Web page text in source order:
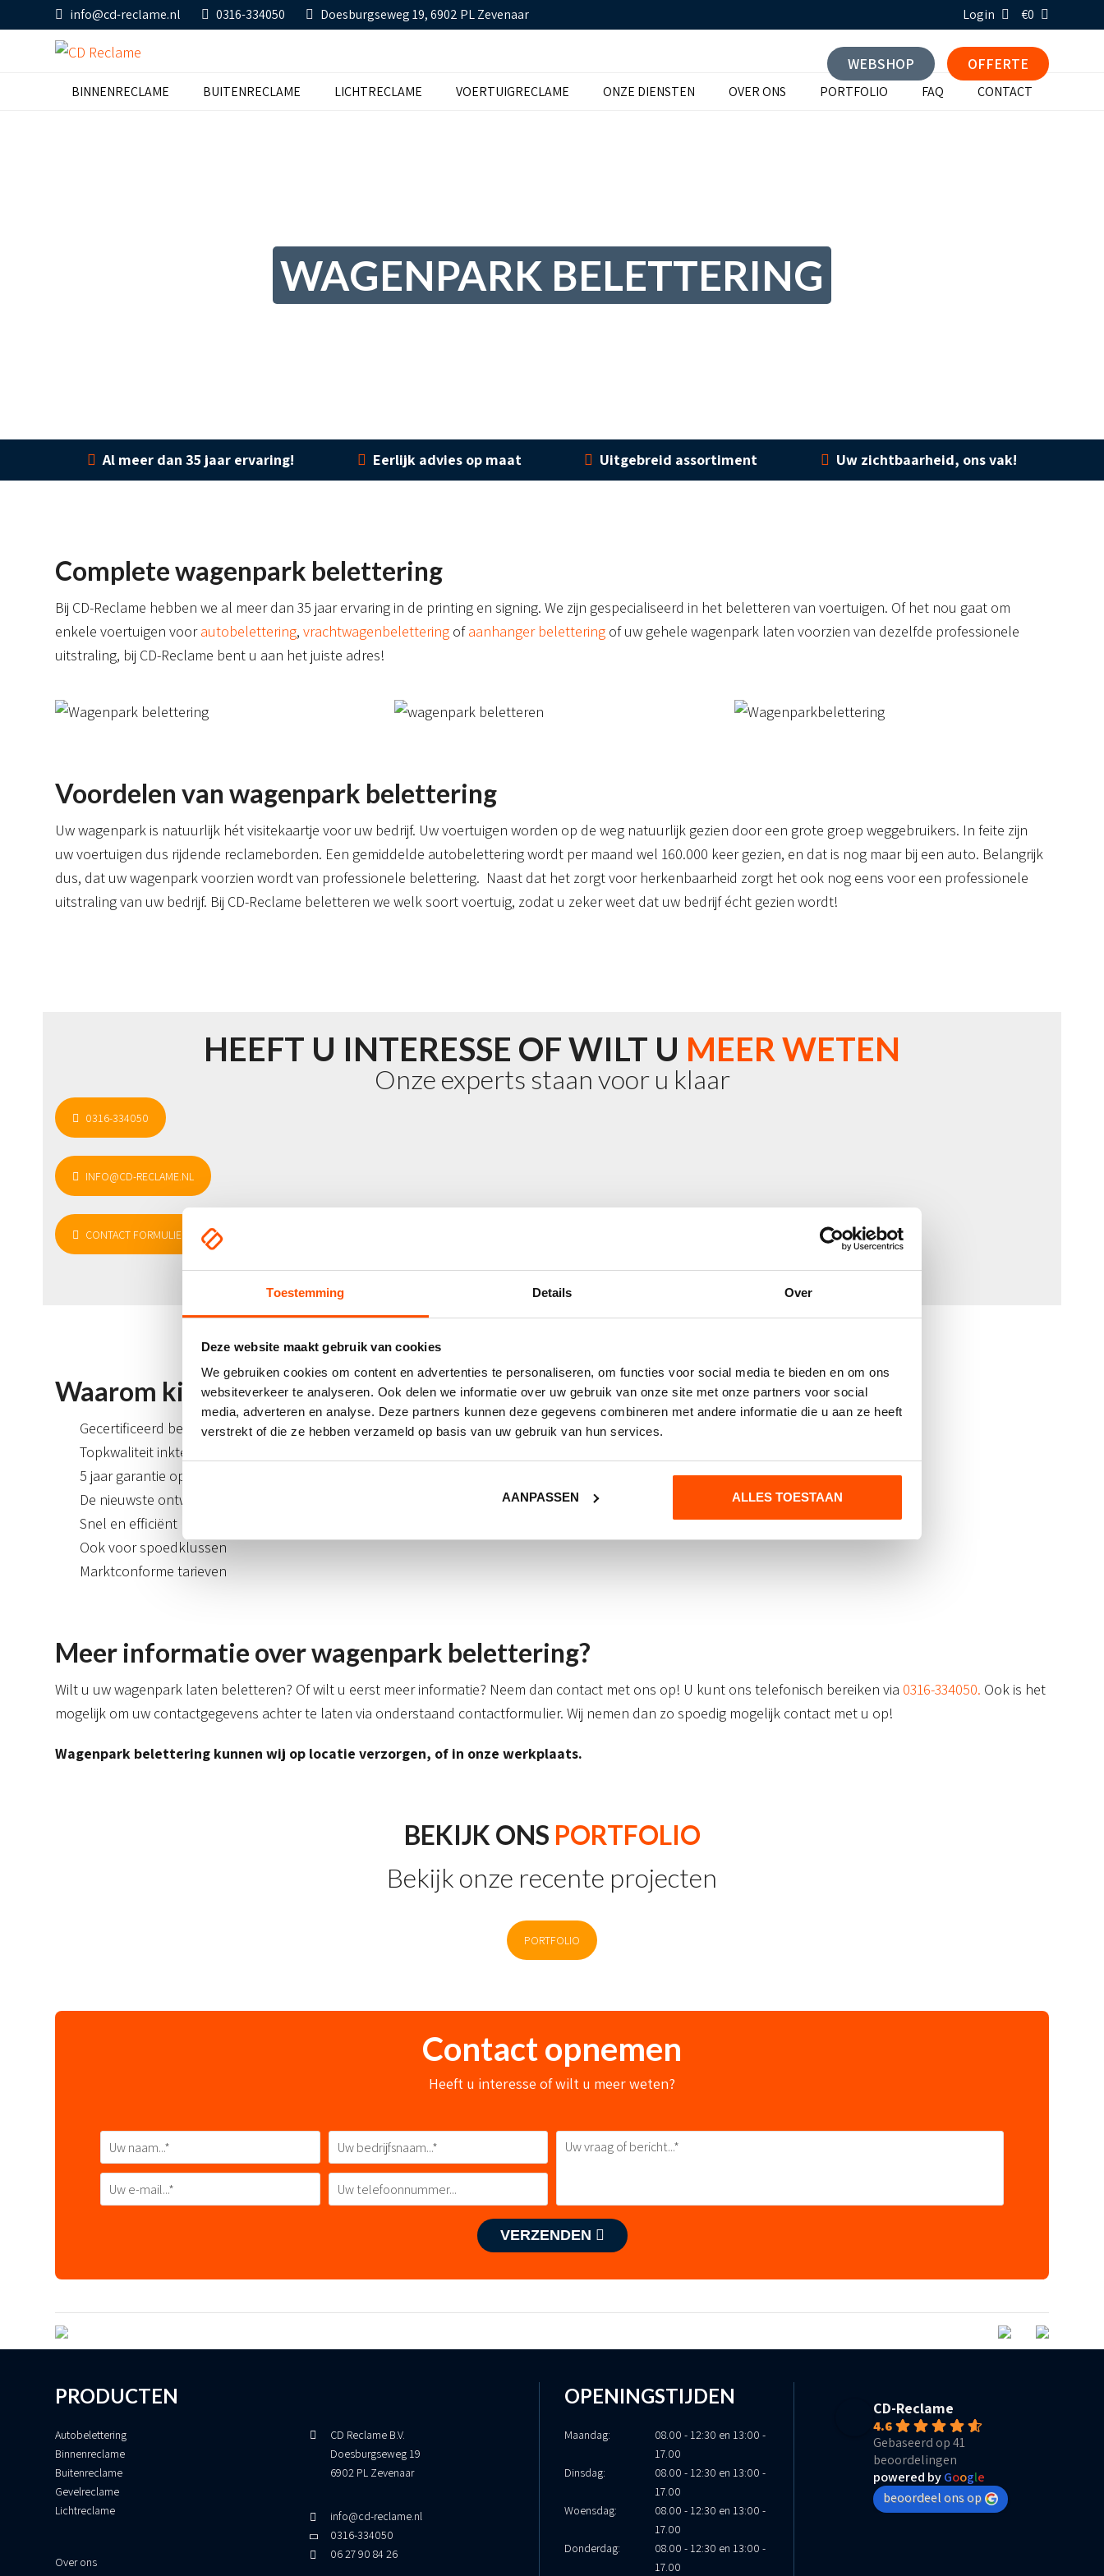
Toestemming Details Over
Deze website maakt gebruik van cookies
We gebruiken cookies om content en advertenties te personaliseren, om functies voor social media te bieden en om ons
websiteverkeer te analyseren. Ook delen we informatie over uw gebruik van onze site met onze partners voor social
media, adverteren en analyse. Deze partners kunnen deze gegevens combineren met andere informatie die u aan ze heeft
verstrekt of die ze hebben verzameld op basis van uw gebruik van hun services.
AANPASSEN ALLES TOESTAAN
info@cd-reclame.nl 0316-334050 Doesburgseweg 19, 6902 PL Zevenaar Login €0
WEBSHOP OFFERTE
BINNENRECLAME BUITENRECLAME LICHTRECLAME VOERTUIGRECLAME ONZE DIENSTEN OVER ONS PORTFOLIO FAQ CONTACT
WAGENPARK BELETTERING
Al meer dan 35 jaar ervaring! Eerlijk advies op maat Uitgebreid assortiment Uw zichtbaarheid, ons vak!
Complete wagenpark belettering
Bij CD-Reclame hebben we al meer dan 35 jaar ervaring in de printing en signing. We zijn gespecialiseerd in het beletteren van voertuigen. Of het nou gaat om
enkele voertuigen voorautobelettering,vrachtwagenbelettering ofaanhanger belettering of uw gehele wagenpark laten voorzien van dezelfde professionele
uitstraling, bij CD-Reclame bent u aan het juiste adres!
Voordelen van wagenpark belettering
Uw wagenpark is natuurlijk hét visitekaartje voor uw bedrijf. Uw voertuigen worden op de weg natuurlijk gezien door een grote groep weggebruikers. In feite zijn
uw voertuigen dus rijdende reclameborden. Een gemiddelde autobelettering wordt per maand wel 160.000 keer gezien, en dat is nog maar bij een auto. Belangrijk
dus, dat uw wagenpark voorzien wordt van professionele belettering. Naast dat het zorgt voor herkenbaarheid zorgt het ook nog eens voor een professionele
uitstraling van uw bedrijf. Bij CD-Reclame beletteren we welk soort voertuig, zodat u zeker weet dat uw bedrijf écht gezien wordt!
HEEFT U INTERESSE OF WILT U MEER WETEN
Onze experts staan voor u klaar
0316-334050
INFO@CD-RECLAME.NL
CONTACT FORMULIER
Waarom kiest u voor CD-Reclame?
Gecertificeerd bedrijf (SIBON)
Topkwaliteit inkten en vinyl
5 jaar garantie op de kleur
De nieuwste ontwerpen
Snel en efficiënt
Ook voor spoedklussen
Marktconforme tarieven
Meer informatie over wagenpark belettering?
Wilt u uw wagenpark laten beletteren? Of wilt u eerst meer informatie? Neem dan contact met ons op! U kunt ons telefonisch bereiken via 0316-334050. Ook is het
mogelijk om uw contactgegevens achter te laten via onderstaand contactformulier. Wij nemen dan zo spoedig mogelijk contact met u op!
Wagenpark belettering kunnen wij op locatie verzorgen, of in onze werkplaats.
BEKIJK ONS PORTFOLIO
Bekijk onze recente projecten
PORTFOLIO
Contact opnemen
Heeft u interesse of wilt u meer weten?
VERZENDEN
PRODUCTEN
Autobelettering
Binnenreclame
Buitenreclame
Gevelreclame
Lichtreclame
Over ons
CD Reclame B.V.
Doesburgseweg 19
6902 PL Zevenaar
info@cd-reclame.nl
0316-334050
06 27 90 84 26
OPENINGSTIJDEN
Maandag:
08.00 - 12:30 en 13:00 -
17.00
Dinsdag:
08.00 - 12:30 en 13:00 -
17.00
Woensdag:
08.00 - 12:30 en 13:00 -
17.00
Donderdag:
08.00 - 12:30 en 13:00 -
17.00
CD-Reclame
4.6
Gebaseerd op 41
beoordelingen
powered byGoogle
beoordeel ons op